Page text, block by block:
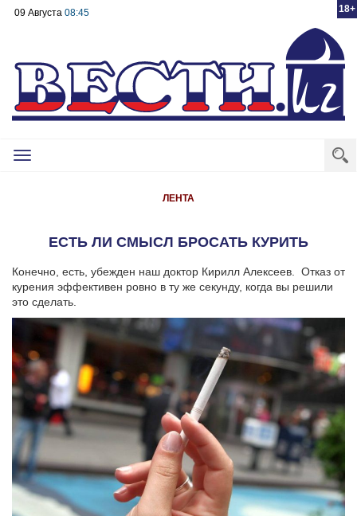
18+
09 Августа 08:45
Toggle
ЛЕНТА
ЕСТЬ ЛИ СМЫСЛ БРОСАТЬ КУРИТЬ
Конечно, есть, убежден наш доктор Кирилл Алексеев. Отказ от
курения эффективен ровно в ту же секунду, когда вы решили
это сделать.